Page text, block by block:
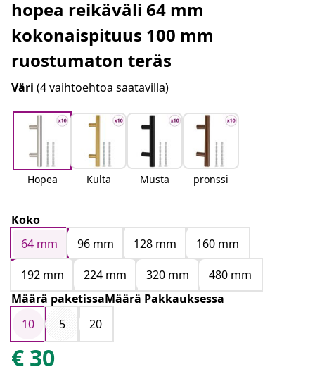
hopea reikäväli 64 mm
kokonaispituus 100 mm
ruostumaton teräs
Väri (4 vaihtoehtoa saatavilla)
Hopea Kulta Musta pronssi
Koko
64 mm
96 mm 128 mm
160 mm
192 mm
224 mm 320 mm
480 mm
Määrä paketissaMäärä Pakkauksessa
10
5 20
€ 30